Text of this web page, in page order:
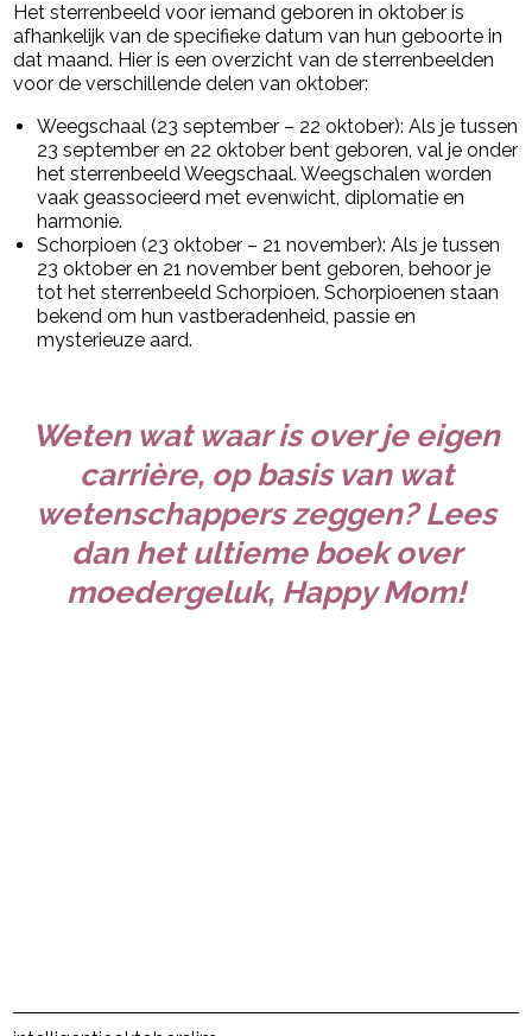
Het sterrenbeeld voor iemand geboren in oktober is
afhankelijk van de specifieke datum van hun geboorte in
dat maand. Hier is een overzicht van de sterrenbeelden
voor de verschillende delen van oktober:
Weegschaal (23 september – 22 oktober): Als je tussen
23 september en 22 oktober bent geboren, val je onder
het sterrenbeeld Weegschaal. Weegschalen worden
vaak geassocieerd met evenwicht, diplomatie en
harmonie.
Schorpioen (23 oktober – 21 november): Als je tussen
23 oktober en 21 november bent geboren, behoor je
tot het sterrenbeeld Schorpioen. Schorpioenen staan
bekend om hun vastberadenheid, passie en
mysterieuze aard.
Weten wat waar is over je eigen
carrière, op basis van wat
wetenschappers zeggen? Lees
dan het ultieme boek over
moedergeluk, Happy Mom!